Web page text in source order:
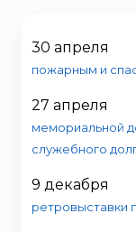
30 апреля
пожарным и
27 апреля
мемориальной
служебного
9 декабря
ретровыставки